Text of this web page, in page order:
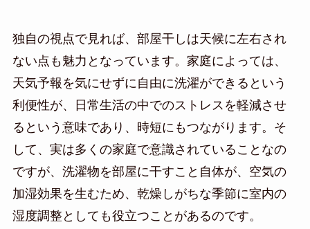
独自の視点で見れば、部屋干しは天候に左右され
ない点も魅力となっています。家庭によっては、
天気予報を気にせずに自由に洗濯ができるという
利便性が、日常生活の中でのストレスを軽減させ
るという意味であり、時短にもつながります。そ
して、実は多くの家庭で意識されていることなの
ですが、洗濯物を部屋に干すこと自体が、空気の
加湿効果を生むため、乾燥しがちな季節に室内の
湿度調整としても役立つことがあるのです。